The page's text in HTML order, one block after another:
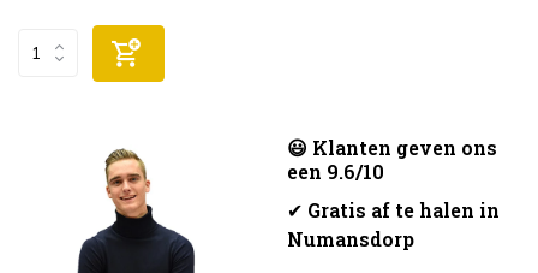
😃 Klanten geven ons
een 9.6/10
✔ Gratis af te halen in
Numansdorp